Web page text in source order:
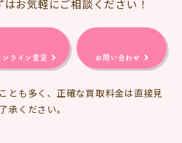
お気軽にご相談ください！
ンライン査定 お問い合わせ
とも多く、正確な買取料金は直接見
承ください。